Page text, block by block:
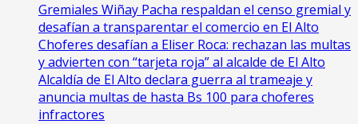
Gremiales Wiñay Pacha respaldan el censo gremial y
desafían a transparentar el comercio en El Alto
Choferes desafían a Eliser Roca: rechazan las multas
y advierten con “tarjeta roja” al alcalde de El Alto
‎Alcaldía de El Alto declara guerra al trameaje y
anuncia multas de hasta Bs 100 para choferes
infractores